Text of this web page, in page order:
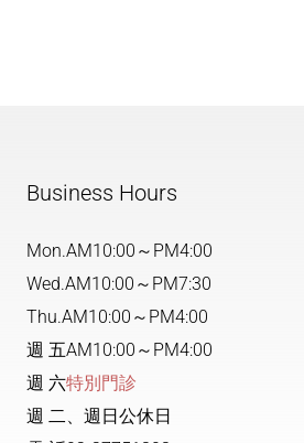
Business Hours
Mon.AM10:00～PM4:00
Wed.AM10:00～PM7:30
Thu.AM10:00～PM4:00
週 五AM10:00～PM4:00
週 六特別門診
週 二、週日公休日